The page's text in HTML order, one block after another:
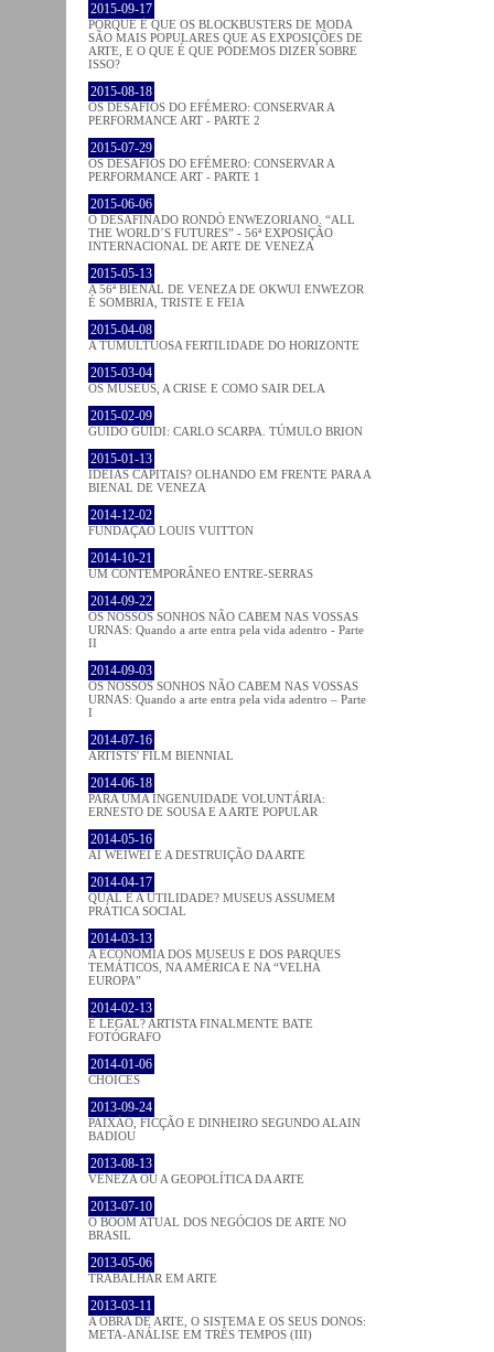
2015-09-17
PORQUE É QUE OS BLOCKBUSTERS DE MODA
SÃO MAIS POPULARES QUE AS EXPOSIÇÕES DE
ARTE, E O QUE É QUE PODEMOS DIZER SOBRE
ISSO?
2015-08-18
OS DESAFIOS DO EFÉMERO: CONSERVAR A
PERFORMANCE ART - PARTE 2
2015-07-29
OS DESAFIOS DO EFÉMERO: CONSERVAR A
PERFORMANCE ART - PARTE 1
2015-06-06
O DESAFINADO RONDÒ ENWEZORIANO. “ALL
THE WORLD´S FUTURES” - 56ª EXPOSIÇÃO
INTERNACIONAL DE ARTE DE VENEZA
2015-05-13
A 56ª BIENAL DE VENEZA DE OKWUI ENWEZOR
É SOMBRIA, TRISTE E FEIA
2015-04-08
A TUMULTUOSA FERTILIDADE DO HORIZONTE
2015-03-04
OS MUSEUS, A CRISE E COMO SAIR DELA
2015-02-09
GUIDO GUIDI: CARLO SCARPA. TÚMULO BRION
2015-01-13
IDEIAS CAPITAIS? OLHANDO EM FRENTE PARA A
BIENAL DE VENEZA
2014-12-02
FUNDAÇÃO LOUIS VUITTON
2014-10-21
UM CONTEMPORÂNEO ENTRE-SERRAS
2014-09-22
OS NOSSOS SONHOS NÃO CABEM NAS VOSSAS
URNAS: Quando a arte entra pela vida adentro - Parte
II
2014-09-03
OS NOSSOS SONHOS NÃO CABEM NAS VOSSAS
URNAS: Quando a arte entra pela vida adentro – Parte
I
2014-07-16
ARTISTS' FILM BIENNIAL
2014-06-18
PARA UMA INGENUIDADE VOLUNTÁRIA:
ERNESTO DE SOUSA E A ARTE POPULAR
2014-05-16
AI WEIWEI E A DESTRUIÇÃO DA ARTE
2014-04-17
QUAL É A UTILIDADE? MUSEUS ASSUMEM
PRÁTICA SOCIAL
2014-03-13
A ECONOMIA DOS MUSEUS E DOS PARQUES
TEMÁTICOS, NA AMÉRICA E NA “VELHA
EUROPA”
2014-02-13
É LEGAL? ARTISTA FINALMENTE BATE
FOTÓGRAFO
2014-01-06
CHOICES
2013-09-24
PAIXÃO, FICÇÃO E DINHEIRO SEGUNDO ALAIN
BADIOU
2013-08-13
VENEZA OU A GEOPOLÍTICA DA ARTE
2013-07-10
O BOOM ATUAL DOS NEGÓCIOS DE ARTE NO
BRASIL
2013-05-06
TRABALHAR EM ARTE
2013-03-11
A OBRA DE ARTE, O SISTEMA E OS SEUS DONOS:
META-ANÁLISE EM TRÊS TEMPOS (III)